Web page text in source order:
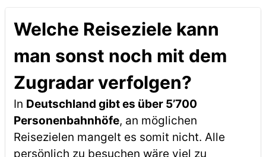
Welche Reiseziele kann
man sonst noch mit dem
Zugradar verfolgen?
In Deutschland gibt es über 5’700
Personenbahnhöfe, an möglichen
Reisezielen mangelt es somit nicht. Alle
persönlich zu besuchen wäre viel zu